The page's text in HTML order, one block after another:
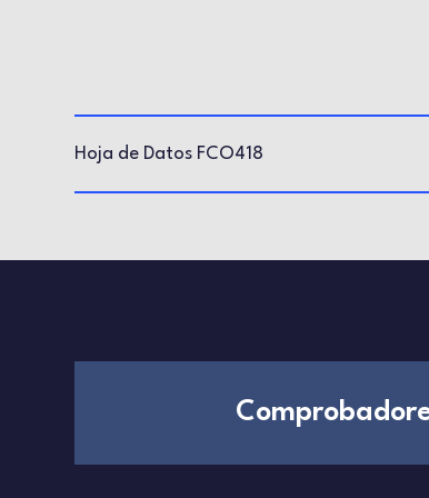
Hoja de Datos FCO418